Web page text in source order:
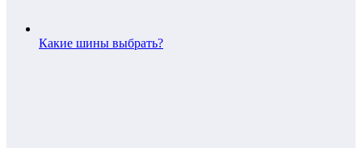
Какие шины выбрать?